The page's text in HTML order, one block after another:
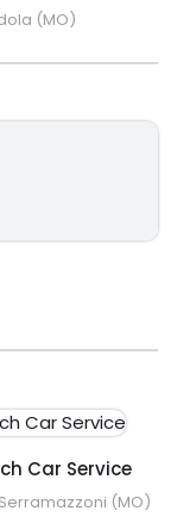
(MO)
Car Service
(MO)